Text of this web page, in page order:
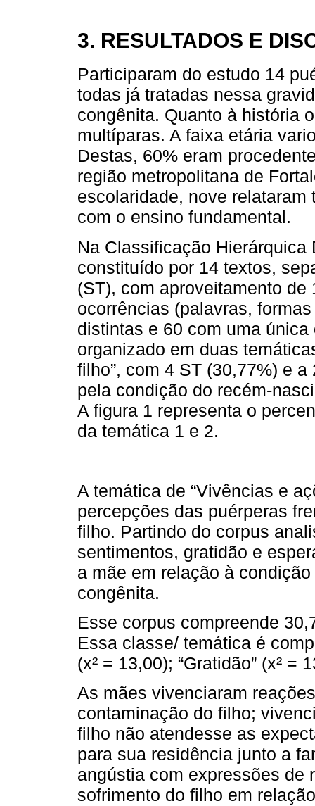
3. RESULTADOS E
Participaram do estudo 14
todas já tratadas nessa
congênita. Quanto à história
multíparas. A faixa etária
Destas, 60% eram
região metropolitana de
escolaridade, nove
com o ensino fundamental.
Na Classificação
constituído por 14 textos,
(ST), com aproveitamento de
ocorrências (palavras,
distintas e 60 com uma
organizado em duas
filho”, com 4 ST (30,77%) e
pela condição do recém-
A figura 1 representa o
da temática 1 e 2.
A temática de “Vivências e
percepções das puérperas
filho. Partindo do corpus
sentimentos, gratidão e
a mãe em relação à
congênita.
Esse corpus compreende
Essa classe/ temática é
(x² = 13,00); “Gratidão” (x² =
As mães vivenciaram
contaminação do filho;
filho não atendesse as
para sua residência junto a
angústia com expressões de
sofrimento do filho em